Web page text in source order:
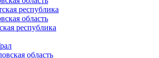
республика
область
республика
область